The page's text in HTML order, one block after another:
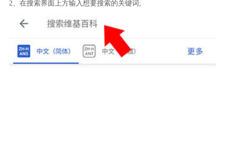
2、在搜索界面上方输入想要搜索的关键词;